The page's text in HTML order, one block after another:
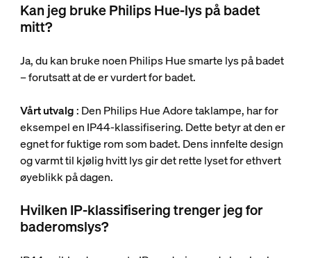
Kan jeg bruke Philips Hue-lys på badet
mitt?
Ja, du kan bruke noen Philips Hue smarte lys på badet
– forutsatt at de er vurdert for badet.
Vårt utvalg: Den Philips Hue Adore taklampe, har for
eksempel en IP44-klassifisering. Dette betyr at den er
egnet for fuktige rom som badet. Dens innfelte design
og varmt til kjølig hvitt lys gir det rette lyset for ethvert
øyeblikk på dagen.
Hvilken IP-klassifisering trenger jeg for
baderomslys?